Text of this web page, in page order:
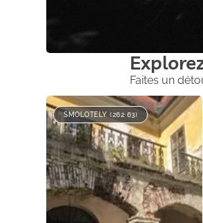
Faites un
SMOLOTELY (262 63)